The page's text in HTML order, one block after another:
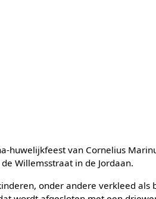
huwelijkfeest van Cornelius
Willemsstraat in de Jordaan.
onder andere verkleed